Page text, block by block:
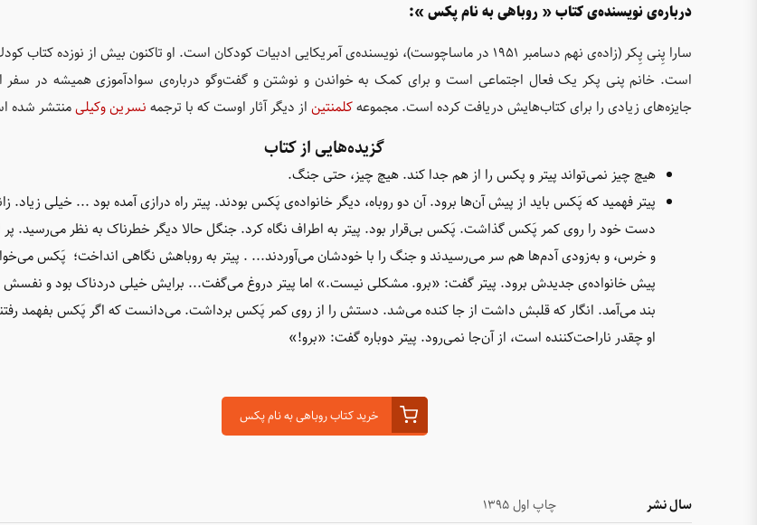
درباره‌ی نویسنده‌ی کتاب « روباهی به نام پکس »:
سارا پِنی پِکر (زاده‌ی نهم دسامبر ۱۹۵۱ در ماساچوست)، نویسنده‌ی آمریکایی ادبیات کودکان است. او تاکنون بیش از نوزده
است. خانم پنی پکر یک فعال اجتماعی است و برای کمک به خواندن و نوشتن و گفت‌وگو درباره‌ی سوادآموزی همیشه در
جایزه‌های زیادی را برای کتاب‌هایش دریافت کرده است. مجموعهکلمنتیناز دیگر آثار اوست که با ترجمهنسرین وکیلیمنتشر شده
گزیده‌هایی از کتاب
هیچ چیز نمی‌تواند پیتر و پکس را از هم جدا کند. هیچ چیز، حتی جنگ.
پیتر فهمید که پَکس باید از پیش آن‌ها برود. آن دو روباه، دیگر خانواده‌ی پَکس بودند. پیتر راه درازی آمده بود ... خیلی زیاد.
دست خود را روی کمر پَکس گذاشت. پَکس بی‌قرار بود. پیتر به اطراف نگاه کرد. جنگل حالا دیگر خطرناک به نظر می‌رسید. پر
و خرس، و به‌زودی آدم‌ها هم سر می‌رسیدند و جنگ را با خودشان می‌آوردند... . پیتر به روباهش نگاهی انداخت؛ پَکس
پیش خانواده‌ی جدیدش برود. پیتر گفت: «برو. مشکلی نیست.» اما پیتر دروغ می‌گفت... برایش خیلی دردناک بود و
بند می‌آمد. انگار که قلبش داشت از جا کنده می‌شد. دستش را از روی کمر پَکس برداشت. می‌دانست که اگر پَکس بفهمد
او چقدر ناراحت‌کننده است، از آن‌جا نمی‌رود. پیتر دوباره گفت: «برو!»
خرید کتاب روباهی به نام پکس
سال نشر
چاپ اول ۱۳۹۵